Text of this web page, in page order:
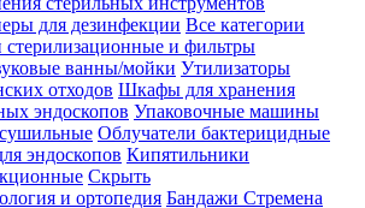
для дезинфекции Все категории
стерилизационные и фильтры
ванны/мойки Утилизаторы
отходов Шкафы для хранения
эндоскопов Упаковочные машины
Облучатели бактерицидные
эндоскопов Кипятильники
Скрыть
и ортопедия Бандажи Стремена